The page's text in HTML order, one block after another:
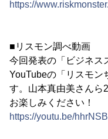
https://
■リスモン調べ動画
今回発表の「ビジネス
YouTubeの「リスモン
す。山本真由美さんら
お楽しみください！
https://youtu.be/